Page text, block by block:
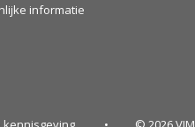
informatie